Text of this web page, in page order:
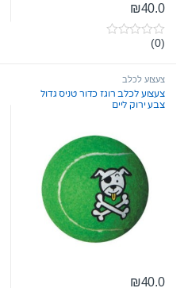
₪40.0
0
t
o
f
5
(0)
צעצוע לכלב
צעצוע לכלב רוגז כדור טניס גדול
צבע ירוק ליים
₪40.0